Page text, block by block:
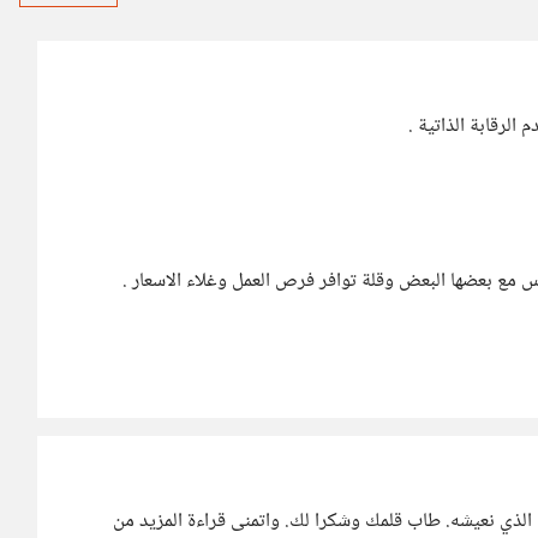
الذاتية .
مع بعضها البعض وقلة توافر فرص العمل وغلاء الاسعار .
نعيشه. طاب قلمك وشكرا لك. واتمنى قراءة المزيد من